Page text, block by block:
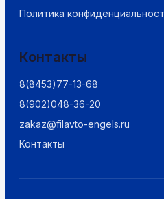
Политика
Контакты
8(8453)77-13-68
8(902)048-36-20
zakaz@filavto-engels.ru
Контакты